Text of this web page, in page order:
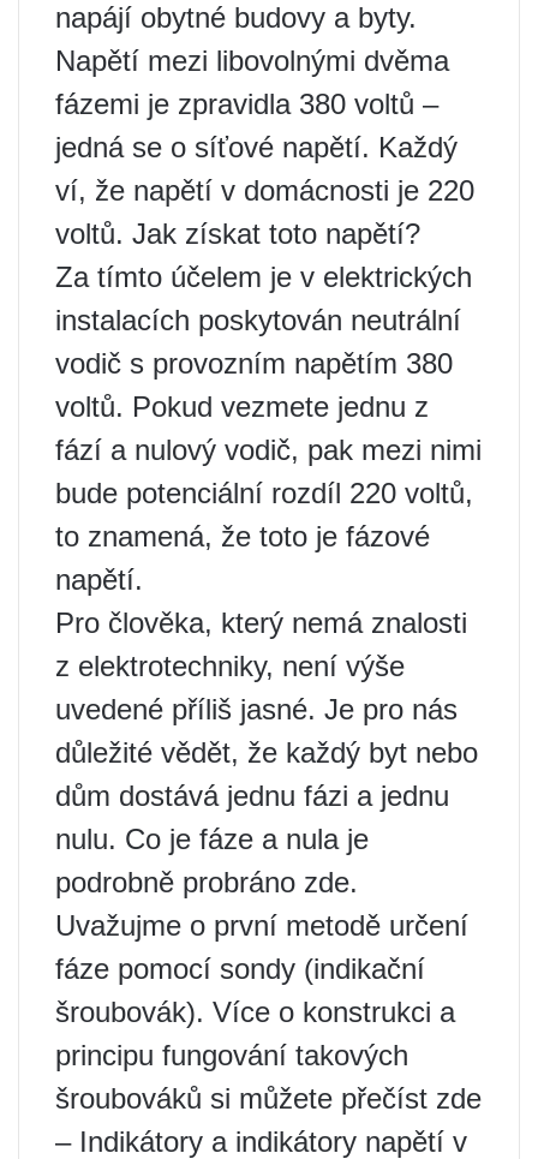
napájí obytné budovy a byty.
Napětí mezi libovolnými dvěma
fázemi je zpravidla 380 voltů –
jedná se o síťové napětí. Každý
ví, že napětí v domácnosti je 220
voltů. Jak získat toto napětí?
Za tímto účelem je v elektrických
instalacích poskytován neutrální
vodič s provozním napětím 380
voltů. Pokud vezmete jednu z
fází a nulový vodič, pak mezi nimi
bude potenciální rozdíl 220 voltů,
to znamená, že toto je fázové
napětí.
Pro člověka, který nemá znalosti
z elektrotechniky, není výše
uvedené příliš jasné. Je pro nás
důležité vědět, že každý byt nebo
dům dostává jednu fázi a jednu
nulu. Co je fáze a nula je
podrobně probráno zde.
Uvažujme o první metodě určení
fáze pomocí sondy (indikační
šroubovák). Více o konstrukci a
principu fungování takových
šroubováků si můžete přečíst zde
– Indikátory a indikátory napětí v